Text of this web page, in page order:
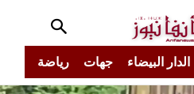
الدار البيضاء جهات رياضة